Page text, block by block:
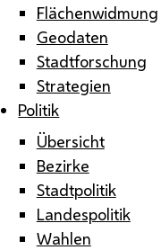
Flächenwidmung
Geodaten
Stadtforschung
Strategien
Politik
Übersicht
Bezirke
Stadtpolitik
Landespolitik
Wahlen